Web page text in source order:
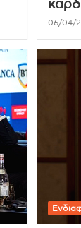
06/04/